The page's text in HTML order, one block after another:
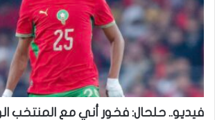
فيديو.. حلحال: فخور أني مع المنتخب